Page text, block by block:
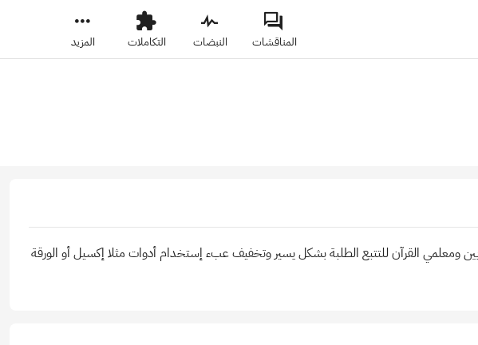
المناقشات النبضات التكاملات المزيد
ومعلمي القرآن للتتبع الطلبة بشكل يسير وتخفيف عبء إستخدام أدوات مثلا إكسيل أو الورقة